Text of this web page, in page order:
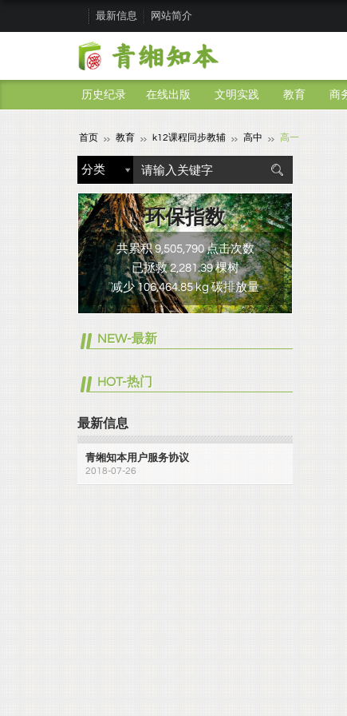
最新信息 网站简介
历史纪录 在线出版 文明实践 教育 商
首页 教育 k12课程同步教辅 高中 高一
环保指数
共累积 9,505,790 点击次数
已拯救 2,281.39 棵树
减少 106,464.85 kg 碳排放量
NEW-最新
HOT-热门
最新信息
青缃知本用户服务协议
2018-07-26